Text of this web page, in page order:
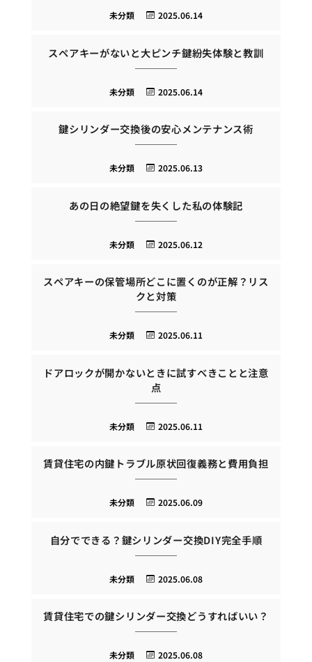
2025.06.14
未分類
スペアキーがないと大ピンチ鍵紛失体験と教訓
2025.06.14
未分類
鍵シリンダー交換後の安心メンテナンス術
2025.06.13
未分類
あの日の絶望鍵を失くした私の体験記
2025.06.12
未分類
スペアキーの保管場所どこに置くのが正解？リス
クと対策
2025.06.11
未分類
ドアロックが開かないときに試すべきことと注意
点
2025.06.11
未分類
賃貸住宅の内鍵トラブル原状回復義務と費用負担
2025.06.09
未分類
自分でできる？鍵シリンダー交換DIY完全手順
2025.06.08
未分類
賃貸住宅での鍵シリンダー交換どうすればいい？
2025.06.08
未分類